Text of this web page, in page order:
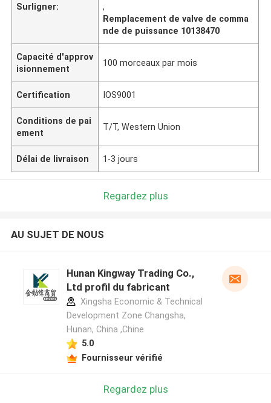
Surligner:
,
Remplacement de valve de comma
nde de puissance 10138470
Capacité d'approv
isionnement
100 morceaux par mois
Certification IOS9001
Conditions de pai
ement
T/T, Western Union
Délai de livraison 1-3 jours
Regardez plus
AU SUJET DE NOUS
Hunan Kingway Trading Co.,
Ltd profil du fabricant
Xingsha Economic & Technical
Development Zone Changsha,
Hunan, China ,Chine
5.0
Fournisseur vérifié
Regardez plus